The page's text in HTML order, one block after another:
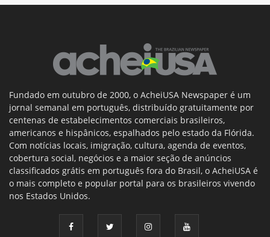
Fundado em outubro de 2000, o AcheiUSA Newspaper é um
jornal semanal em português, distribuído gratuitamente por
centenas de estabelecimentos comerciais brasileiros,
americanos e hispânicos, espalhados pelo estado da Flórida.
Com notícias locais, imigração, cultura, agenda de eventos,
cobertura social, negócios e a maior seção de anúncios
classificados grátis em português fora do Brasil, o AcheiUSA é
o mais completo e popular portal para os brasileiros vivendo
nos Estados Unidos.